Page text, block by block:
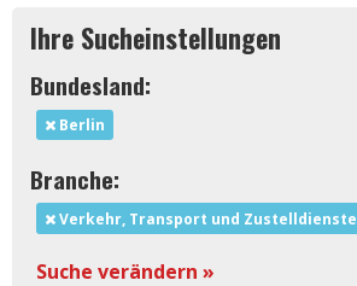
Ihre Sucheinstellungen
Bundesland:
Berlin
Branche:
Verkehr, Transport und Zustelldienste
Suche verändern »